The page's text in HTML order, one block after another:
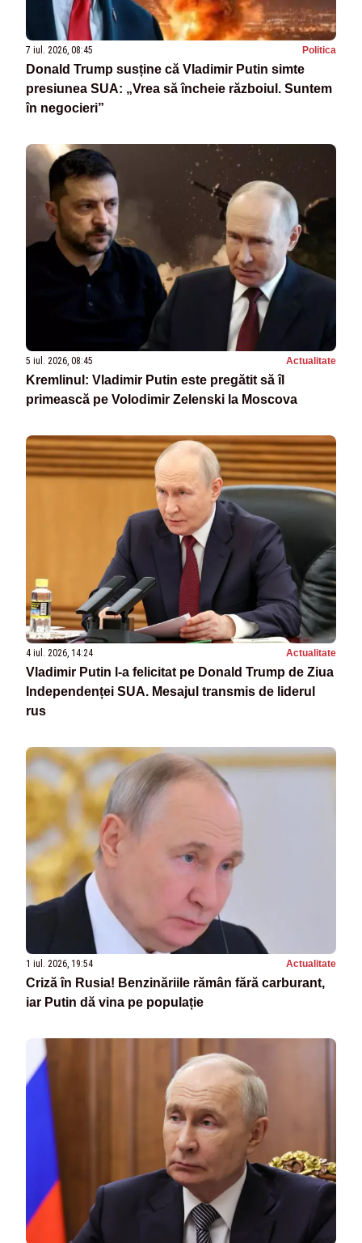
7 iul. 2026, 08:45 Politica
Donald Trump susține că Vladimir Putin simte
presiunea SUA: „Vrea să încheie războiul. Suntem
în negocieri”
5 iul. 2026, 08:45 Actualitate
Kremlinul: Vladimir Putin este pregătit să îl
primească pe Volodimir Zelenski la Moscova
4 iul. 2026, 14:24 Actualitate
Vladimir Putin l-a felicitat pe Donald Trump de Ziua
Independenței SUA. Mesajul transmis de liderul
rus
1 iul. 2026, 19:54 Actualitate
Criză în Rusia! Benzinăriile rămân fără carburant,
iar Putin dă vina pe populație